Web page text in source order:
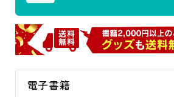
電子書籍